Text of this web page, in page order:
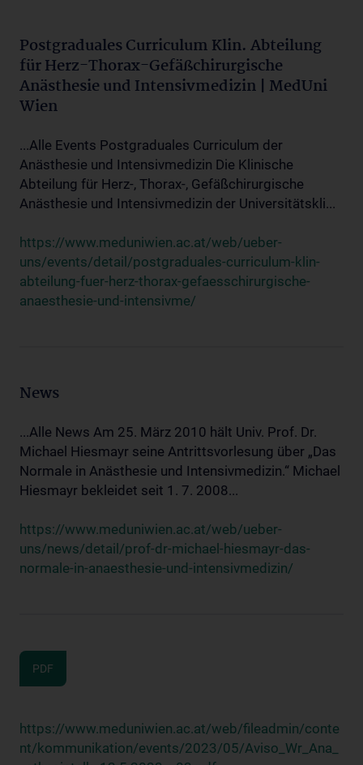
Postgraduales Curriculum Klin. Abteilung
für Herz-Thorax-Gefäßchirurgische
Anästhesie und Intensivmedizin | MedUni
Wien
...Alle Events Postgraduales Curriculum der
Anästhesie und Intensivmedizin Die Klinische
Abteilung für Herz-, Thorax-, Gefäßchirurgische
Anästhesie und Intensivmedizin der Universitätskli...
https://www.meduniwien.ac.at/web/ueber-
uns/events/detail/postgraduales-curriculum-klin-
abteilung-fuer-herz-thorax-gefaesschirurgische-
anaesthesie-und-intensivme/
News
...Alle News Am 25. März 2010 hält Univ. Prof. Dr.
Michael Hiesmayr seine Antrittsvorlesung über „Das
Normale in Anästhesie und Intensivmedizin.“ Michael
Hiesmayr bekleidet seit 1. 7. 2008...
https://www.meduniwien.ac.at/web/ueber-
uns/news/detail/prof-dr-michael-hiesmayr-das-
normale-in-anaesthesie-und-intensivmedizin/
PDF
https://www.meduniwien.ac.at/web/fileadmin/conte
nt/kommunikation/events/2023/05/Aviso_Wr_Ana_